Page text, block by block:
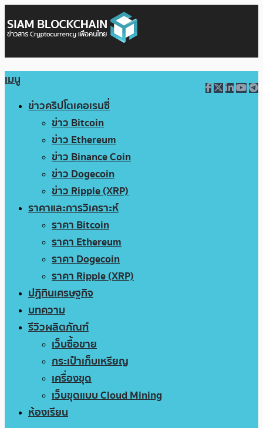
เมนู
ข่าวคริปโตเคอเรนซี่
ข่าว Bitcoin
ข่าว Ethereum
ข่าว Binance Coin
ข่าว Dogecoin
ข่าว Ripple (XRP)
ราคาและการวิเคราะห์
ราคา Bitcoin
ราคา Ethereum
ราคา Dogecoin
ราคา Ripple (XRP)
ปฏิทินเศรษฐกิจ
บทความ
รีวิวผลิตภัณฑ์
เว็บซื้อขาย
กระเป๋าเก็บเหรียญ
เครื่องขุด
เว็บขุดแบบ Cloud Mining
ห้องเรียน